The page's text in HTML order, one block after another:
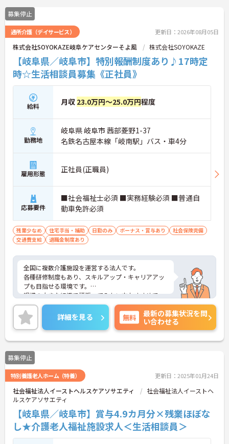
募集停止
通所介護（デイサービス） 更新日：2026年08月05日
株式会社SOYOKAZE岐阜ケアセンターそよ風 株式会社SOYOKAZE
【岐阜県／岐阜市】特別報酬制度あり♪17時定
時☆生活相談員募集《正社員》
給料 月収 23.0万円～25.0万円程度
勤務地
岐阜県 岐阜市 茜部菱野1-37
名鉄名古屋本線「岐南駅」バス・車4分
雇用形態 正社員(正職員)
応募要件
■社会福祉士必須 ■実務経験必須 ■普通自
動車免許必須
残業少なめ 住宅手当・補助 日勤のみ ボーナス・賞与あり
社会保険完備
交通費支給
退職金制度あり
全国に複数介護施設を運営する法人です。
各種研修制度もあり、スキルアップ・キャリアアッ
プも目指せる環境です。
規模の大きな組織で頑張ってみたい方おすすめで
す。
ご興味のある方はご面接のポイントをお伝えします
のでお気軽にお問い合わせください。
詳細を見る 無料
最新の募集状況を問
い合わせる
募集停止
特別養護老人ホーム（特養） 更新日：2025年01月24日
社会福祉法人イーストヘルスケアソサエティ
社会福祉法人イーストヘ
ルスケアソサエティ
【岐阜県／岐阜市】賞与4.9カ月分×残業ほぼな
し★介護老人福祉施設求人＜生活相談員＞